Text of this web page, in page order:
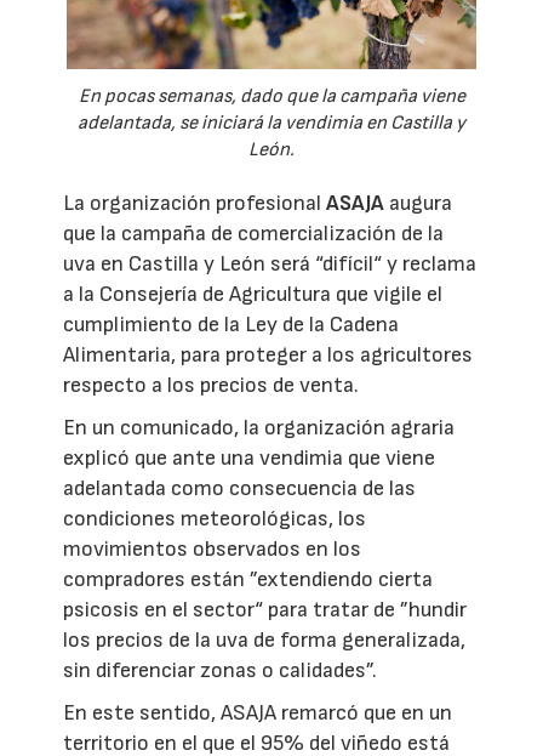
En pocas semanas, dado que la campaña viene
adelantada, se iniciará la vendimia en Castilla y
León.
La organización profesionalASAJA augura
que la campaña de comercialización de la
uva en Castilla y León será “difícil“ y reclama
a la Consejería de Agricultura que vigile el
cumplimiento de la Ley de la Cadena
Alimentaria, para proteger a los agricultores
respecto a los precios de venta.
En un comunicado, la organización agraria
explicó que ante una vendimia que viene
adelantada como consecuencia de las
condiciones meteorológicas, los
movimientos observados en los
compradores están ”extendiendo cierta
psicosis en el sector“ para tratar de ”hundir
los precios de la uva de forma generalizada,
sin diferenciar zonas o calidades”.
En este sentido, ASAJA remarcó que en un
territorio en el que el 95% del viñedo está